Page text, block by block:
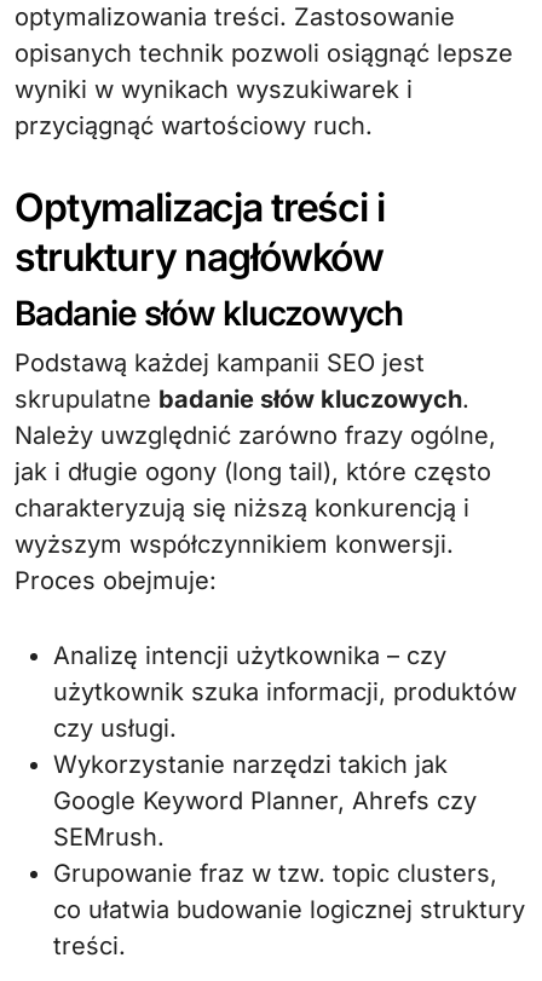
optymalizowania treści. Zastosowanie
opisanych technik pozwoli osiągnąć lepsze
wyniki w wynikach wyszukiwarek i
przyciągnąć wartościowy ruch.
Optymalizacja treści i
struktury nagłówków
Badanie słów kluczowych
Podstawą każdej kampanii SEO jest
skrupulatne badanie słów kluczowych.
Należy uwzględnić zarówno frazy ogólne,
jak i długie ogony (long tail), które często
charakteryzują się niższą konkurencją i
wyższym współczynnikiem konwersji.
Proces obejmuje:
Analizę intencji użytkownika – czy
użytkownik szuka informacji, produktów
czy usługi.
Wykorzystanie narzędzi takich jak
Google Keyword Planner, Ahrefs czy
SEMrush.
Grupowanie fraz w tzw. topic clusters,
co ułatwia budowanie logicznej struktury
treści.